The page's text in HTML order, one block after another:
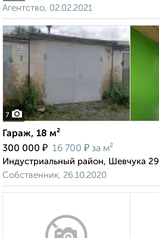
Агентство, 02.02.2021
7
Гараж, 18 м²
300 000 ₽ 16 700 ₽ за м²
Индустриальный район, Шевчука 29
Собственник, 26.10.2020